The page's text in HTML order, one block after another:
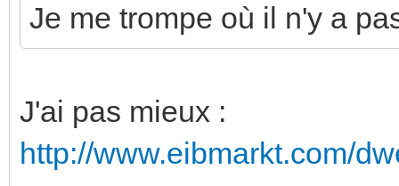
Je me trompe où il n'y a
J'ai pas mieux :
http://www.eibmarkt.com/